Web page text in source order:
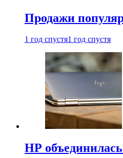
Продажи
1 год спустя1 год спустя
HP